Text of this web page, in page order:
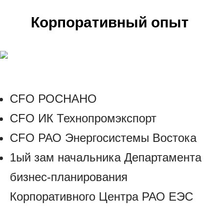
Корпоративный опыт
CFO РОСНАНО
CFO ИК Технопромэкспорт
CFO РАО Энергосистемы Востока
1ый зам начальника Департамента
бизнес-планирования
Корпоративного Центра РАО ЕЭС